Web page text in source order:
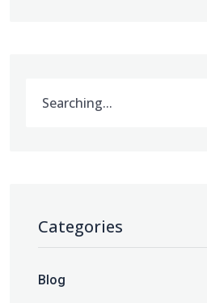
Categories
Blog